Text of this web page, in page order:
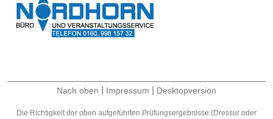
Nach oben Impressum Desktopversion
Die Richtigkeit der oben aufgeführten Prüfungsergebnisse (Dressur oder